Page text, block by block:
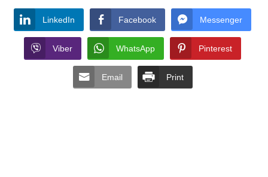
LinkedIn Facebook Messenger
Viber WhatsApp Pinterest
Email Print